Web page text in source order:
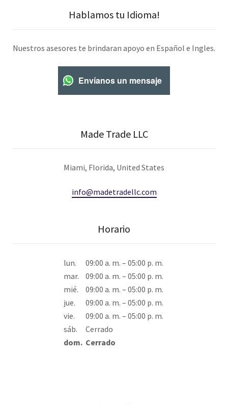
Hablamos tu Idioma!
Nuestros asesores te brindaran apoyo en Español e Ingles.
Envíanos un mensaje
Made Trade LLC
Miami, Florida, United States
info@madetradellc.com
Horario
lun.
09:00 a. m. – 05:00 p. m.
mar.
09:00 a. m. – 05:00 p. m.
mié.
09:00 a. m. – 05:00 p. m.
jue.
09:00 a. m. – 05:00 p. m.
vie.
09:00 a. m. – 05:00 p. m.
sáb.
Cerrado
dom. Cerrado